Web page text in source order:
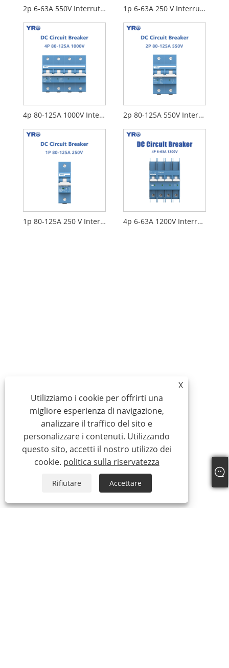
2p 6-63A 550V Interruttore CC 1p 6-63A 250 V Interruttore CC
4p 80-125A 1000V Interruttore DC 2p 80-125A 550V Interruttore CC
1p 80-125A 250 V Interruttore CC 4p 6-63A 1200V Interruttore CC
X
Utilizziamo i cookie per offrirti una
migliore esperienza di navigazione,
analizzare il traffico del sito e
personalizzare i contenuti. Utilizzando
questo sito, accetti il ​​nostro utilizzo dei
cookie. politica sulla riservatezza
Rifiutare Accettare